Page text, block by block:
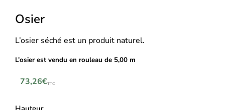
Osier
L’osier séché est un produit naturel.
L’osier est vendu en rouleau de 5,00 m
73,26€TTC